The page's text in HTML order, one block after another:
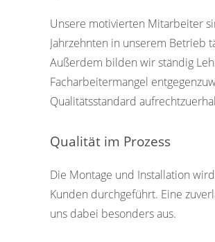
Unsere motivierten Mitarbeiter
Jahrzehnten in unserem Betrieb
Außerdem bilden wir ständig
Facharbeitermangel
Qualitätsstandard
Qualität im Prozess
Die Montage und Installation
Kunden durchgeführt. Eine
uns dabei besonders aus.